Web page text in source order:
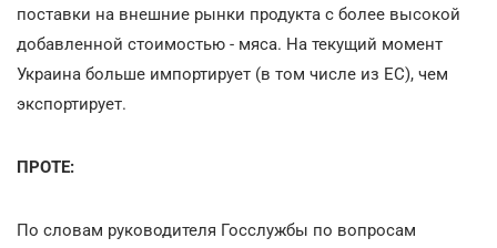
поставки на внешние рынки продукта с более высокой
добавленной стоимостью - мяса. На текущий момент
Украина больше импортирует (в том числе из ЕС), чем
экспортирует.
ПРОТЕ:
По словам руководителя Госслужбы по вопросам